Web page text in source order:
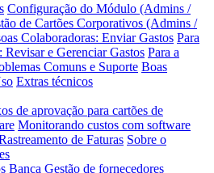
Configuração do Módulo (Admins /
de Cartões Corporativos (Admins /
Colaboradoras: Enviar Gastos Para
Revisar e Gerenciar Gastos Para a
Comuns e Suporte Boas
Extras técnicos
de aprovação para cartões de
Monitorando custos com software
de Faturas Sobre o
Banca Gestão de fornecedores